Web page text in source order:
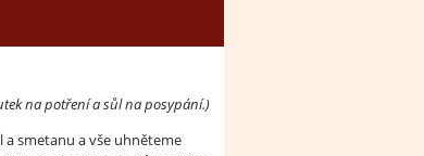
na potření a sůl na posypání.)
smetanu a vše uhněteme